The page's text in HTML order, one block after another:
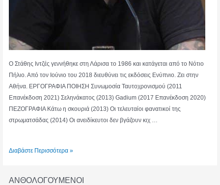
Ο Στάθης Ιντζές γεννήθηκε στη Λάρισα το 1986 και κατάγεται από το Νότιο
Πήλιο. Από τον Ιούνιο του 2018 διευθύνει τις εκδόσεις Ενύπνιο. Ζει στην
Αθήνα. ΕΡΓΟΓΡΑΦΙΑ ΠΟΙΗΣΗ Συνωμοσία Ταυτοχρονισμού (2011
Επανέκδοση 2021) Σεληνάκατος (2013) Gadium (2017 Επανέκδοση 2020)
ΠΕΖΟΓΡΑΦΙΑ Κάτω η σκουριά (2013) Οι τελευταίοι φανατικοί της
στρωματσάδας (2014) Οι ανειδίκευτοι δεν βγάζουν κιχ …
ΣΤΑΘΗΣ
Διαβάστε Περισσότερα »
ΑΝΘΟΛΟΓΟΥΜΕΝΟΙ